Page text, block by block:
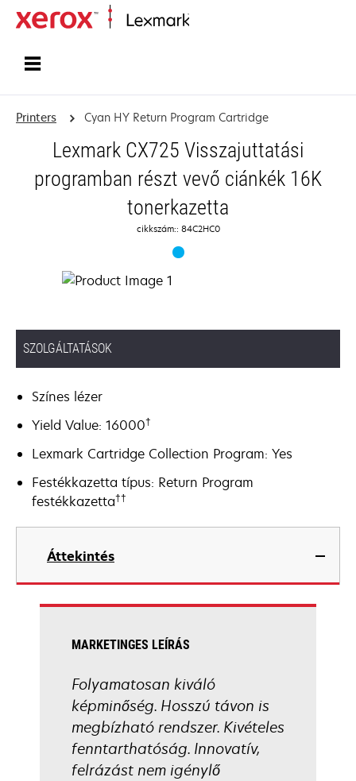
Printers Cyan HY Return Program Cartridge
Lexmark CX725 Visszajuttatási
programban részt vevő ciánkék 16K
tonerkazetta
cikkszám:: 84C2HC0
SZOLGÁLTATÁSOK
Színes lézer
Yield Value: 16000†
Lexmark Cartridge Collection Program: Yes
Festékkazetta típus: Return Program
festékkazetta††
Áttekintés
MARKETINGES LEÍRÁS
Folyamatosan kiváló
képminőség. Hosszú távon is
megbízható rendszer. Kivételes
fenntarthatóság. Innovatív,
felrázást nem igénylő